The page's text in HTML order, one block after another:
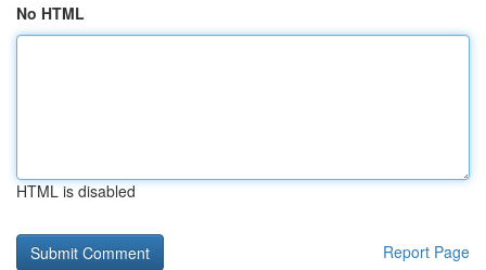
No HTML
HTML is disabled
Report Page